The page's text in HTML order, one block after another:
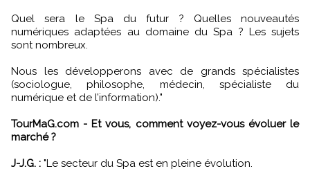
Quel sera le Spa du futur ? Quelles nouveautés
numériques adaptées au domaine du Spa ? Les sujets
sont nombreux.
Nous les développerons avec de grands spécialistes
(sociologue, philosophe, médecin, spécialiste du
numérique et de l’information)."
TourMaG.com - Et vous, comment voyez-vous évoluer le
marché ?
J-J.G. : "Le secteur du Spa est en pleine évolution.